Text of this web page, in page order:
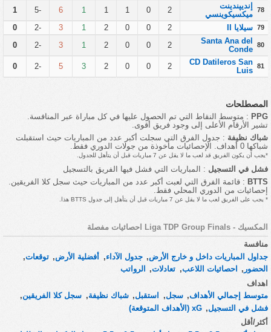
78
إنديپندينت
ميكسيكوينسي
2
0
1
1
1
6
-5
1
79 سيلایا II 2
0
0
2
1
3
-2
0
80
Santa Ana del
Conde
2
0
0
2
1
3
-2
0
81
CD Datileros San
Luis
2
0
0
2
3
5
-2
0
المصطلحات
PPG : متوسط النقاط التي تم الحصول عليها في كل مباراة عبر المنافسة.
تشير الأرقام الأعلى إلى وجود فريق أقوى.
شباك نظيفة : جدول الفرق التي سجلت أكبر عدد من المباريات حيث استقبلت
شباكها 0 أهداف. الإحصائيات مأخوذة من جولات الدوري فقط.
*يجب أن يكون الفريق قد لعب ما لا يقل عن 7 مباريات قبل أن يتأهل للجدول.
BTTS : قائمة الفرق التي لعبت أكبر عدد من المباريات حيث سجل كلا الفريقين.
إحصائيات من الدوري المحلي فقط.
* يجب على الفريق لعب ما لا يقل عن 7 مباريات قبل أن يتأهل إلى جدول BTTS هذا.
فشل في التسجيل : المباريات التي فشل فيها الفريق بالتسجيل
المكسيك - Liga TDP Group Finals احصائيات مفصلة
منافسة
جداول المباريات داخل و خارج الأرض, جدول الآداء, أفضلية الأرض, توقعات,
الحضور , احصائيات اللاعب, تعادلات,
الرواتب
اهداف
متوسط إجمالي الأهداف, سجل, استقبل, شباك نظيفة, سجل كلا الفريقين,
فشل في التسجيل, xG (الأهداف المتوقعة)
أكثر/أقل